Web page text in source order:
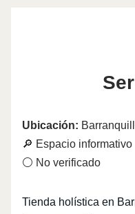
Ubicación:
🔎 Espacio informativo
⚪ No verificado
Tienda holística en